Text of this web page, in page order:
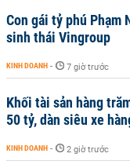
Con gái tỷ phú Phạm
sinh thái Vingroup
KINH DOANH - 7 giờ trước
Khối tài sản hàng
50 tỷ, dàn siêu xe
KINH DOANH - 2 giờ trước